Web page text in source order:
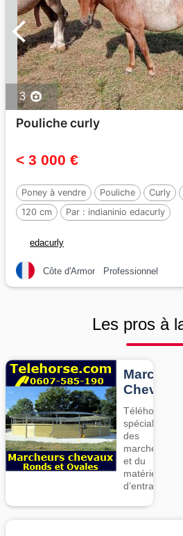
3
Pouliche curly
< 3 000 €
Poney à vendre Pouliche Curly
120 cm
Par : indianinio edacurly
edacurly
Côte d'Armor Professionnel
Les pros à
Chevaux
Téléhorse,
spécialiste
des
marcheurs
et du
matériel
d’entrainement